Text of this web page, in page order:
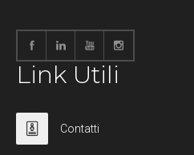
Link Utili
Contatti